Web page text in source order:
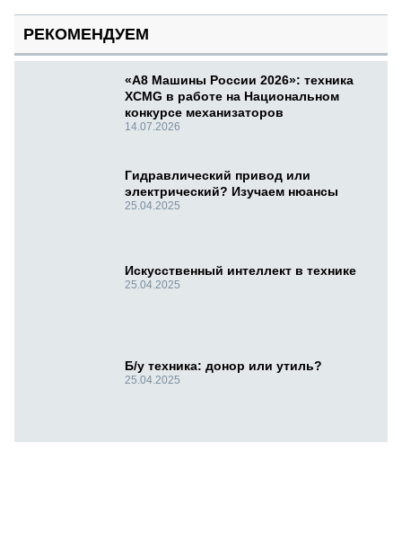
РЕКОМЕНДУЕМ
«А8 Машины России 2026»: техника
XCMG в работе на Национальном
конкурсе механизаторов
14.07.2026
Гидравлический привод или
электрический? Изучаем нюансы
25.04.2025
Искусственный интеллект в технике
25.04.2025
Б/у техника: донор или утиль?
25.04.2025